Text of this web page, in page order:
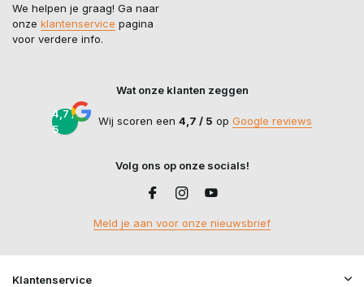
We helpen je graag! Ga naar
onze klantenservice pagina
voor verdere info.
Wat onze klanten zeggen
4,7 /
5
Wij scoren een 4,7 / 5 op Google reviews
Volg ons op onze socials!
Meld je aan voor onze nieuwsbrief
Klantenservice